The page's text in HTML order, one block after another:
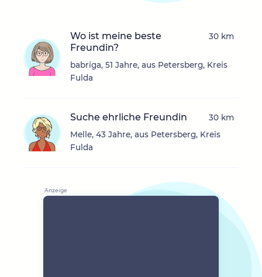
Wo ist meine beste
Freundin?
babriga, 51 Jahre, aus Petersberg, Kreis
Fulda
30 km
Suche ehrliche Freundin
Melle, 43 Jahre, aus Petersberg, Kreis
Fulda
30 km